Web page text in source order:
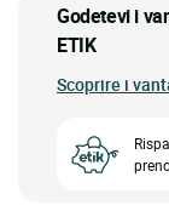
Godetevi i
ETIK
Scoprire i